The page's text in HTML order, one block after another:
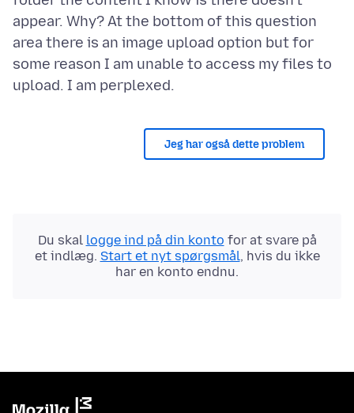
appear. Why? At the bottom of this question
area there is an image upload option but for
some reason I am unable to access my files to
Jeg har også dette problem
Du skal logge ind på din konto for at svare på
et indlæg. Start et nyt spørgsmål, hvis du ikke
har en konto endnu.